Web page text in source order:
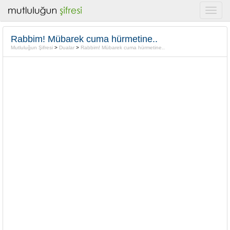
Rabbim! Mübarek cuma hürmetine..
Mutluluğun Şifresi > Dualar > Rabbim! Mübarek cuma hürmetine..